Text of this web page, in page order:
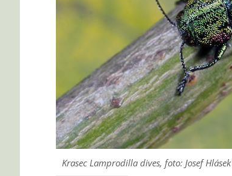
KrasecLamprodilla dives, foto: Josef Hlásek